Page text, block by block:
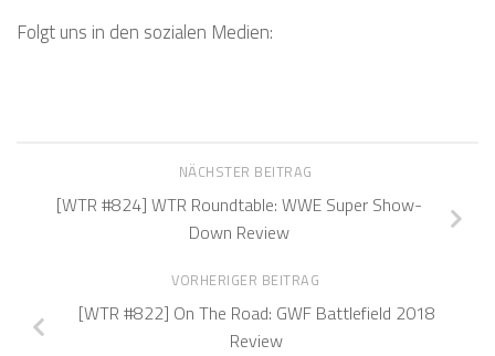
Folgt uns in den sozialen Medien:
NÄCHSTER BEITRAG
[WTR #824] WTR Roundtable: WWE Super Show-
Down Review
VORHERIGER BEITRAG
[WTR #822] On The Road: GWF Battlefield 2018
Review